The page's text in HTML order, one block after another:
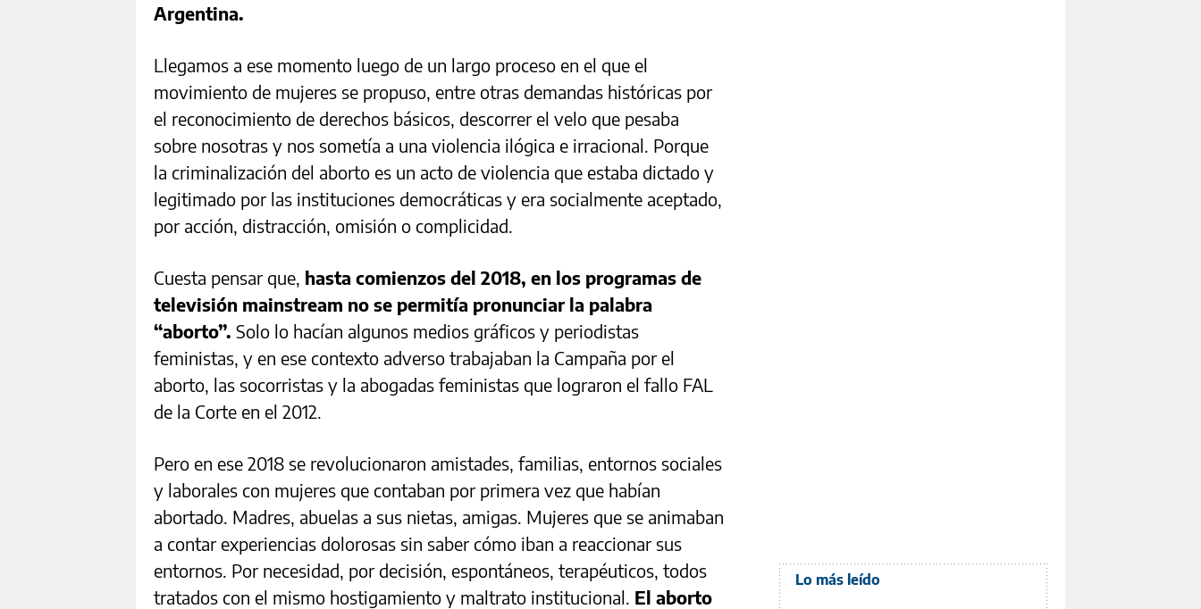
Argentina.
Llegamos a ese momento luego de un largo proceso en el que el
movimiento de mujeres se propuso, entre otras demandas históricas por
el reconocimiento de derechos básicos, descorrer el velo que pesaba
sobre nosotras y nos sometía a una violencia ilógica e irracional. Porque
la criminalización del aborto es un acto de violencia que estaba dictado y
legitimado por las instituciones democráticas y era socialmente aceptado,
por acción, distracción, omisión o complicidad.
Cuesta pensar que, hasta comienzos del 2018, en los programas de
televisión mainstream no se permitía pronunciar la palabra
“aborto”. Solo lo hacían algunos medios gráficos y periodistas
feministas, y en ese contexto adverso trabajaban la Campaña por el
aborto, las socorristas y la abogadas feministas que lograron el fallo FAL
de la Corte en el 2012.
Pero en ese 2018 se revolucionaron amistades, familias, entornos sociales
y laborales con mujeres que contaban por primera vez que habían
abortado. Madres, abuelas a sus nietas, amigas. Mujeres que se animaban
a contar experiencias dolorosas sin saber cómo iban a reaccionar sus
entornos. Por necesidad, por decisión, espontáneos, terapéuticos, todos
tratados con el mismo hostigamiento y maltrato institucional. El aborto
Lo más leído